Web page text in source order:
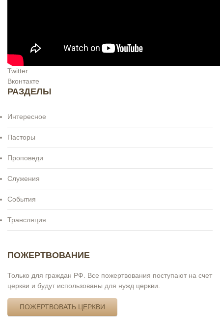
Twitter
Вконтакте
РАЗДЕЛЫ
Интересное
Пасторы
Проповеди
Служения
События
Трансляция
ПОЖЕРТВОВАНИЕ
Только для граждан РФ. Все пожертвования поступают на счет
церкви и будут использованы для нужд церкви.
ПОЖЕРТВОВАТЬ ЦЕРКВИ